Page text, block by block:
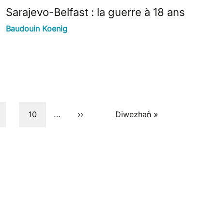
Sarajevo-Belfast : la guerre à 18 ans
Baudouin Koenig
Pajenn
10 … Next page
›› Last page
Diwezhañ »